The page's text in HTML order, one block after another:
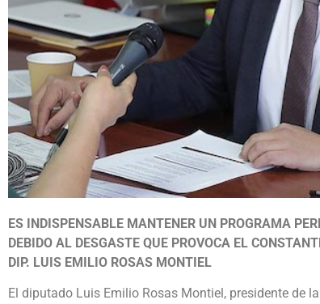
ES INDISPENSABLE MANTENER UN PROGRAMA
DEBIDO AL DESGASTE QUE PROVOCA EL
DIP. LUIS EMILIO ROSAS MONTIEL
El diputado Luis Emilio Rosas Montiel, presidente de